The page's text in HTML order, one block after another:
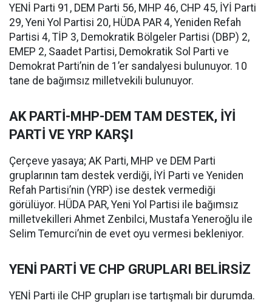
YENİ Parti 91, DEM Parti 56, MHP 46, CHP 45, İYİ Parti
29, Yeni Yol Partisi 20, HÜDA PAR 4, Yeniden Refah
Partisi 4, TİP 3, Demokratik Bölgeler Partisi (DBP) 2,
EMEP 2, Saadet Partisi, Demokratik Sol Parti ve
Demokrat Parti’nin de 1’er sandalyesi bulunuyor. 10
tane de bağımsız milletvekili bulunuyor.
AK PARTİ-MHP-DEM TAM DESTEK, İYİ
PARTİ VE YRP KARŞI
Çerçeve yasaya; AK Parti, MHP ve DEM Parti
gruplarının tam destek verdiği, İYİ Parti ve Yeniden
Refah Partisi’nin (YRP) ise destek vermediği
görülüyor. HÜDA PAR, Yeni Yol Partisi ile bağımsız
milletvekilleri Ahmet Zenbilci, Mustafa Yeneroğlu ile
Selim Temurci’nin de evet oyu vermesi bekleniyor.
YENİ PARTİ VE CHP GRUPLARI BELİRSİZ
YENİ Parti ile CHP grupları ise tartışmalı bir durumda.